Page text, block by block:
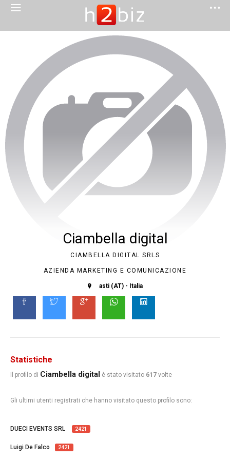
Ciambella digital
CIAMBELLA DIGITAL SRLS
AZIENDA MARKETING E COMUNICAZIONE
asti (AT) - Italia
Statistiche
Il profilo di Ciambella digital è stato visitato 617 volte
Gli ultimi utenti registrati che hanno visitato questo profilo sono:
DUECI EVENTS SRL 2421
Luigi De Falco 2421